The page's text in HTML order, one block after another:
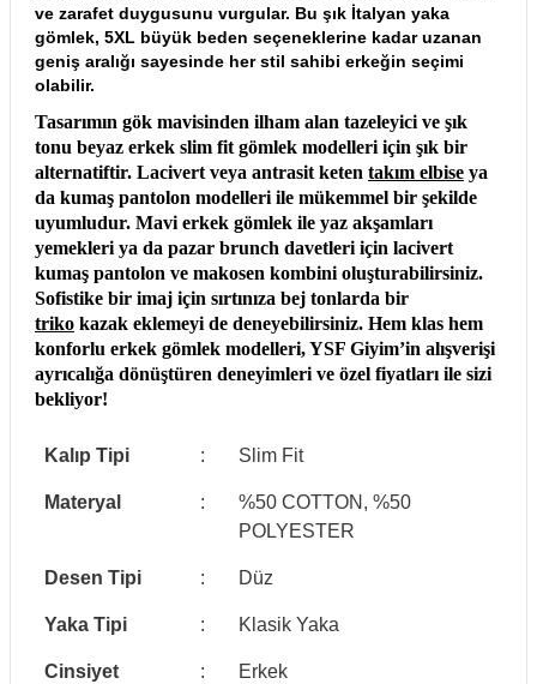
ve zarafet duygusunu vurgular. Bu şık İtalyan yaka
gömlek, 5XL büyük beden seçeneklerine kadar uzanan
geniş aralığı sayesinde her stil sahibi erkeğin seçimi
olabilir.
Tasarımın gök mavisinden ilham alan tazeleyici ve şık
tonu beyaz erkek slim fit gömlek modelleri için şık bir
alternatiftir. Lacivert veya antrasit keten takım elbise ya
da kumaş pantolon modelleri ile mükemmel bir şekilde
uyumludur. Mavi erkek gömlek ile yaz akşamları
yemekleri ya da pazar brunch davetleri için lacivert
kumaş pantolon ve makosen kombini oluşturabilirsiniz.
Sofistike bir imaj için sırtınıza bej tonlarda bir
triko kazak eklemeyi de deneyebilirsiniz. Hem klas hem
konforlu erkek gömlek modelleri, YSF Giyim’in alışverişi
ayrıcalığa dönüştüren deneyimleri ve özel fiyatları ile sizi
bekliyor!
Kalıp Tipi : Slim Fit
Materyal :
%50 COTTON, %50
POLYESTER
Desen Tipi : Düz
Yaka Tipi : Klasik Yaka
Cinsiyet : Erkek